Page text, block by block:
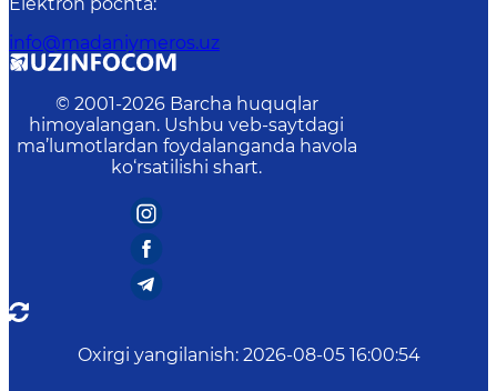
info@madaniymeros.uz
© 2001-2026 Barcha huquqlar
himoyalangan. Ushbu veb-saytdagi
ma’lumotlardan foydalanganda havola
ko‘rsatilishi shart.
Oxirgi yangilanish: 2026-08-05 16:00:54